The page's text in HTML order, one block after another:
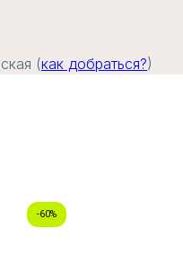
(как добраться?)
-60%